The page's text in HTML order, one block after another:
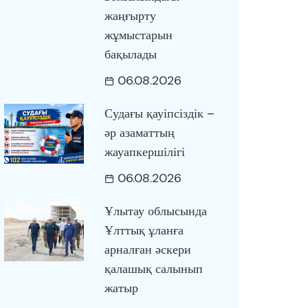
жаңғырту
жұмыстарын
бақылады
06.08.2026
Судағы қауіпсіздік –
әр азаматтың
жауапкершілігі
06.08.2026
Ұлытау облысында
Ұлттық ұланға
арналған әскери
қалашық салынып
жатыр